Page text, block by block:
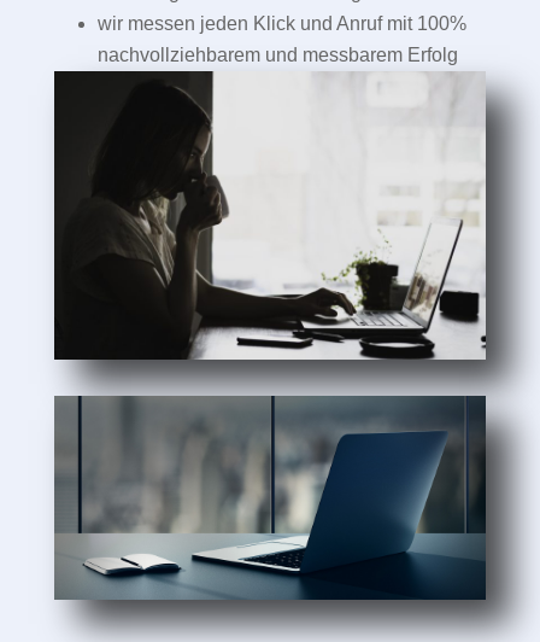
wir messen jeden Klick und Anruf mit 100%
nachvollziehbarem und messbarem Erfolg